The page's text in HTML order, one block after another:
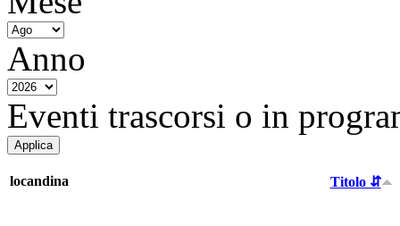
Anno
Eventi trascorsi o in
locandina Titolo ⇵